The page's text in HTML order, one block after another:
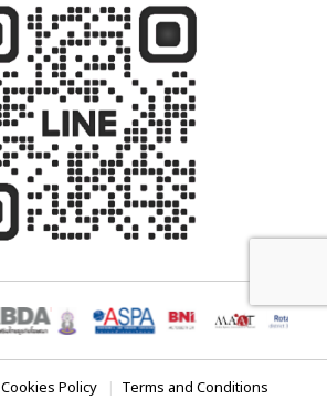
Cookies Policy | Terms and Conditions